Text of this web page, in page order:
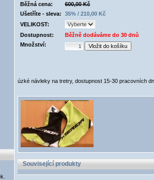
Běžná cena:
600,00 Kč
Ušetříte - sleva:
35% / 210,00 Kč
VELIKOST:
Dostupnost:
Běžně dodáváme do 30 dnů
Množství:
úzké návleky na tretry, dostupnost 15-30 pracovních
Související produkty